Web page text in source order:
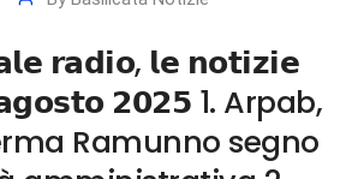
𝗿𝗮𝗱𝗶𝗼, 𝗹𝗲 𝗻𝗼𝘁𝗶𝘇𝗶𝗲
𝟮𝟬𝟮𝟱 1. Arpab,
Ramunno segno